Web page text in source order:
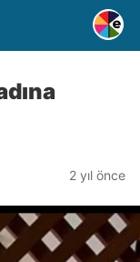
2 yıl önce